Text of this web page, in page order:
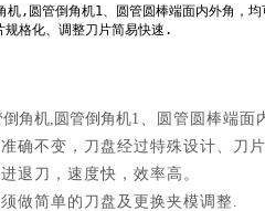
,圆管倒角机1、圆管圆棒端面内外角，
规格化、调整刀片简易快速.
倒角机 圆管倒角机1
、圆管圆棒端
确不变，刀盘经过特殊设计、刀
退刀，速度快，效率高。
做简单的刀盘及更换夹模调整